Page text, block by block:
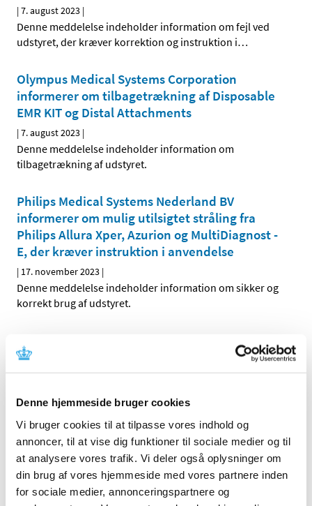
Denne hjemmeside bruger cookies
Vi bruger cookies til at tilpasse vores indhold og
annoncer, til at vise dig funktioner til sociale medier og til
at analysere vores trafik. Vi deler også oplysninger om
din brug af vores hjemmeside med vores partnere inden
for sociale medier, annonceringspartnere og
|7. august 2023 |
Denne meddelelse indeholder information om fejl ved
udstyret, der kræver korrektion og instruktion i…
Olympus Medical Systems Corporation
informerer om tilbagetrækning af Disposable
EMR KIT og Distal Attachments
|7. august 2023 |
Denne meddelelse indeholder information om
tilbagetrækning af udstyret.
Philips Medical Systems Nederland BV
informerer om mulig utilsigtet stråling fra
Philips Allura Xper, Azurion og MultiDiagnost -
E, der kræver instruktion i anvendelse
| 17. november 2023 |
Denne meddelelse indeholder information om sikker og
korrekt brug af udstyret.
Löwenstein Medical Innovation GmbH & Co. KG
informerer om softwarefejl af elisa 300, elisa
500, elisa 600, elisa 800, der kræver
12. august 2023
Denne meddelelse indeholder information om fejl i
software med instruktion om opdatering og…
Siemens Medical Solutions USA, Inc.
Ultrasound informerer om fejl i software med